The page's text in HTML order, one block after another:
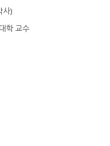
사)
학 교수